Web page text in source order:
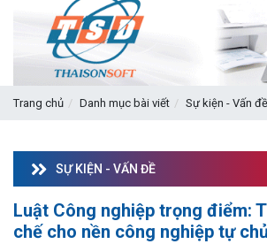
Trang chủ Danh mục bài viết Sự kiện - Vấn đề
SỰ KIỆN - VẤN ĐỀ
Luật Công nghiệp trọng điểm:
chế cho nền công nghiệp tự